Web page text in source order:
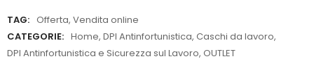
TAG: Offerta, Vendita online
CATEGORIE: Home, DPI Antinfortunistica, Caschi da lavoro,
DPI Antinfortunistica e Sicurezza sul Lavoro, OUTLET